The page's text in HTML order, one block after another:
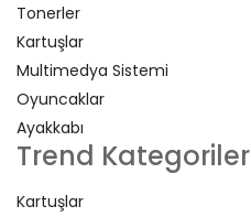
Tonerler
Kartuşlar
Multimedya Sistemi
Oyuncaklar
Ayakkabı
Trend Kategoriler
Kartuşlar